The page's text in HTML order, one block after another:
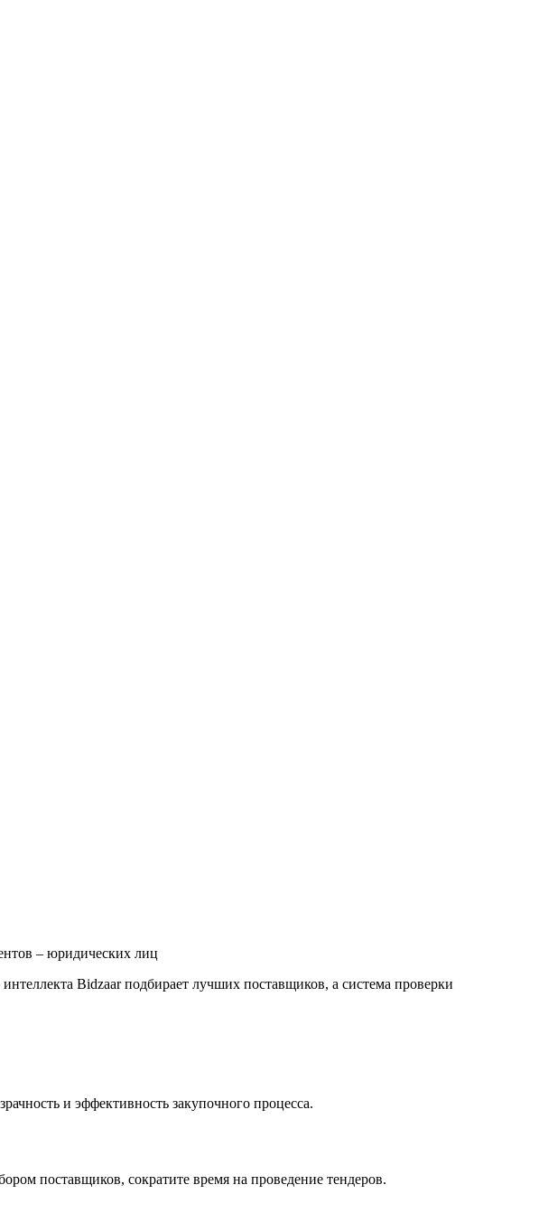
– юридических лиц
Bidzaar подбирает лучших поставщиков, а система проверки
и эффективность закупочного процесса.
поставщиков, сократите время на проведение тендеров.